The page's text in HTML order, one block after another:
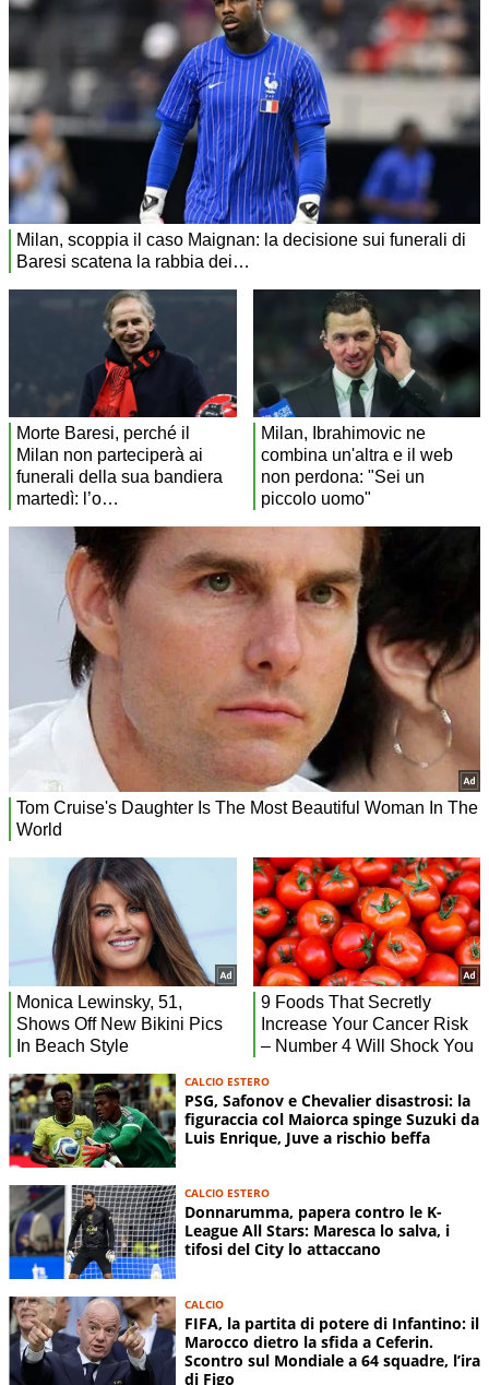
CALCIO ESTERO
PSG, Safonov e Chevalier disastrosi: la
figuraccia col Maiorca spinge Suzuki da
Luis Enrique, Juve a rischio beffa
CALCIO ESTERO
Donnarumma, papera contro le K-
League All Stars: Maresca lo salva, i
tifosi del City lo attaccano
CALCIO
FIFA, la partita di potere di Infantino: il
Marocco dietro la sfida a Ceferin.
Scontro sul Mondiale a 64 squadre, l’ira
di Figo